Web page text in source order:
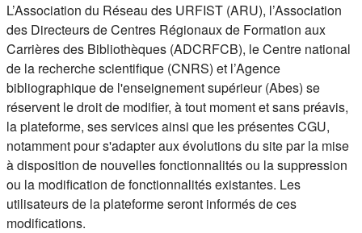
L’Association du Réseau des URFIST (ARU), l’Association
des Directeurs de Centres Régionaux de Formation aux
Carrières des Bibliothèques (ADCRFCB), le Centre national
de la recherche scientifique (CNRS) et l’Agence
bibliographique de l'enseignement supérieur (Abes) se
réservent le droit de modifier, à tout moment et sans préavis,
la plateforme, ses services ainsi que les présentes CGU,
notamment pour s'adapter aux évolutions du site par la mise
à disposition de nouvelles fonctionnalités ou la suppression
ou la modification de fonctionnalités existantes. Les
utilisateurs de la plateforme seront informés de ces
modifications.